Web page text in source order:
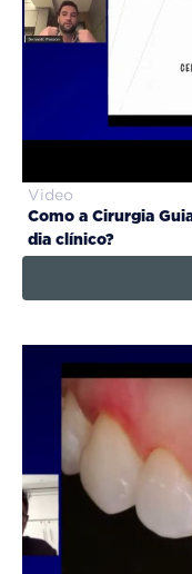
Video
Como a Cirurgia
dia clínico?